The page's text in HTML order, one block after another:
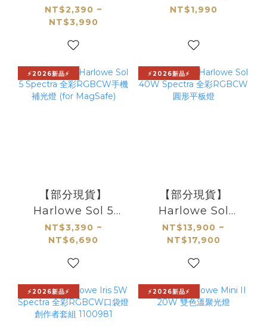
影片補光燈
NT$2,390 ~
NT$3,990
1100921
NT$1,990
⚡2026新品⚡
【部分現貨】
Harlowe Sol 5
Spectra 全彩
RGBCW手機補光
燈 (for MagSafe)
NT$3,390 ~
NT$6,690
⚡2026新品⚡
【部分現貨】
Harlowe Sol
40W Spectra 全
彩RGBCW圓形平
板燈
NT$13,900 ~
NT$17,900
⚡2026新品⚡ ⚡2026新品⚡